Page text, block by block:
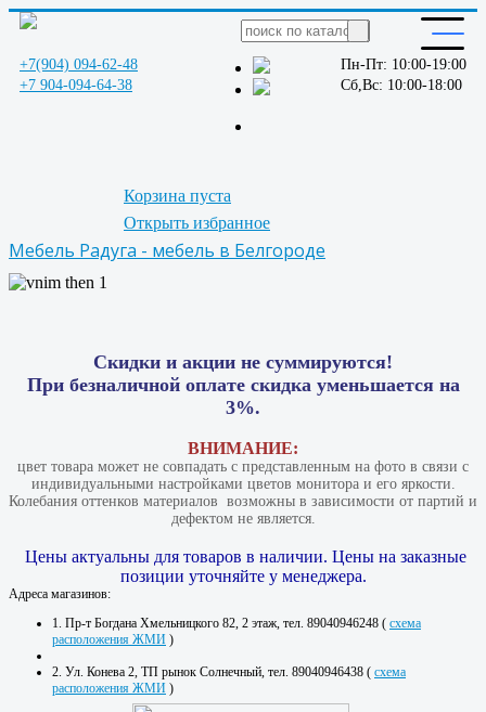
+7(904) 094-62-48
+7 904-094-64-38
Пн-Пт: 10:00-19:00
Сб,Вс: 10:00-18:00
Корзина пуста
Открыть избранное
Мебель Радуга - мебель в Белгороде
Скидки и акции не суммируются!
При безналичной оплате скидка уменьшается на
3%.
ВНИМАНИЕ:
цвет товара может не совпадать с представленным на фото в связи с
индивидуальными настройками цветов монитора и его яркости.
Колебания оттенков материалов​ ​ возможны в зависимости от партий и
дефектом не является.
Цены актуальны для товаров в наличии. Цены на заказные
позиции уточняйте у менеджера.
Адреса магазинов:
1. Пр-т Богдана Хмельницкого 82, 2 этаж, тел. 89040946248 ( схема
расположения ЖМИ )
2. Ул. Конева 2, ТП рынок Солнечный, тел. 89040946438 ( схема
расположения ЖМИ )